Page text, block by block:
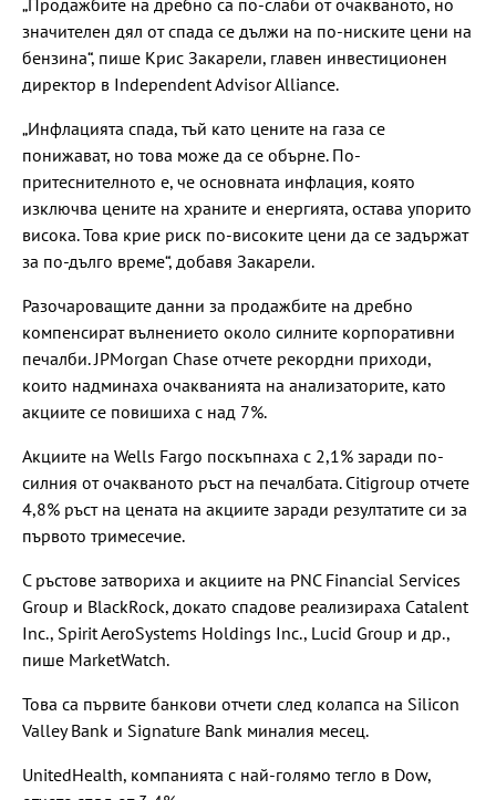
значителен дял от спада се дължи на по-ниските цени на
бензина“, пише Крис Закарели, главен инвестиционен
директор в Independent Advisor Alliance.
„Инфлацията спада, тъй като цените на газа се
понижават, но това може да се обърне. По-
притеснителното е, че основната инфлация, която
изключва цените на храните и енергията, остава упорито
висока. Това крие риск по-високите цени да се задържат
за по-дълго време“, добавя Закарели.
Разочароващите данни за продажбите на дребно
компенсират вълнението около силните корпоративни
печалби. JPMorgan Chase отчете рекордни приходи,
които надминаха очакванията на анализаторите, като
акциите се повишиха с над 7%.
Акциите на Wells Fargo поскъпнаха с 2,1% заради по-
силния от очакваното ръст на печалбата. Citigroup отчете
4,8% ръст на цената на акциите заради резултатите си за
първото тримесечие.
С ръстове затвориха и акциите на PNC Financial Services
Group и BlackRock, докато спадове реализираха Catalent
Inc., Spirit AeroSystems Holdings Inc., Lucid Group и др.,
пише MarketWatch.
Това са първите банкови отчети след колапса на Silicon
Valley Bank и Signature Bank миналия месец.
UnitedHealth, компанията с най-голямо тегло в Dow,